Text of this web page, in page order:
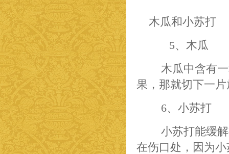
木瓜和小苏打
5、木瓜
木瓜中含有一
果，那就切下一
6、小苏打
小苏打能缓解
在伤口处，因为